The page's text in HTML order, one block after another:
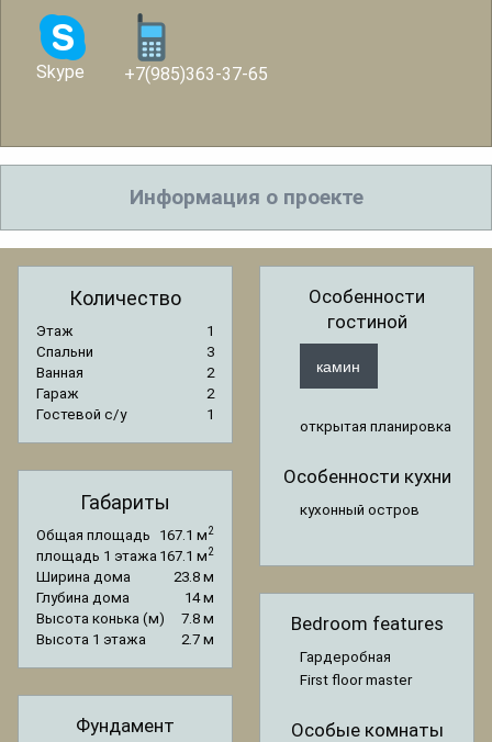
Skype +7(985)363-37-65
Информация о проекте
Количество
Этаж
1
Спальни
3
Ванная
2
Гараж
2
Гостевой с/y
1
Габариты
Общая площадь 167.1 м2
площадь 1 этажа 167.1 м2
Ширина дома
23.8 м
Глубина дома
14 м
Высота конька (м)
7.8 м
Высота 1 этажа
2.7 м
Фундамент
Особенности
гостиной
камин
открытая планировка
Особенности кухни
кухонный остров
Bedroom features
Гардеробная
First floor master
Особые комнаты